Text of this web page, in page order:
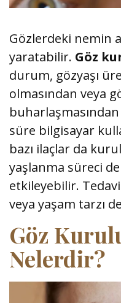
Gözlerdeki nemin
yaratabilir. Göz
durum, gözyaşı
olmasından veya
süre bilgisayar
bazı ilaçlar da
yaşlanma süreci
etkileyebilir. Tedavi
veya yaşam tarzı
Göz
Nelerdir?